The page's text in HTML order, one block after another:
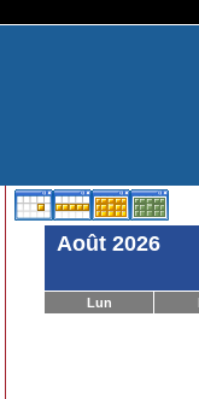
Août 2026
Lun